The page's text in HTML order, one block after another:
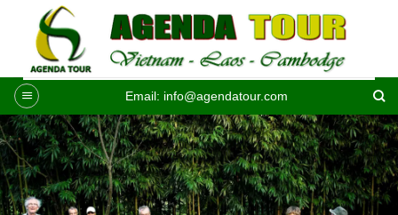
contenu
Email: info@agendatour.com